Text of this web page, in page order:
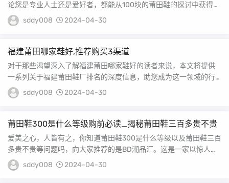
论您是专业人士还是爱好者，都能从100块的莆田鞋的探讨中获得宝
贵的知识。...
sddy008 2024-04-30
福建莆田哪家鞋好,推荐购买3渠道
对于那些渴望深入了解福建莆田哪家鞋好的读者来说，本文将提供
一系列关于福建莆田鞋厂排名的深度信息，助您成为这一领域的行
家里手。 莆田鞋哪家...
sddy008 2024-04-30
莆田鞋300是什么等级购前必读_揭秘莆田鞋三百多贵不贵
爱美之心，人皆有之，你知道莆田鞋300是什么等级以及莆田鞋三百
多贵不贵等问题吗，向大家推荐的是BD潮品汇。这是一家以惊人好
评率和多年行业...
sddy008 2024-04-30